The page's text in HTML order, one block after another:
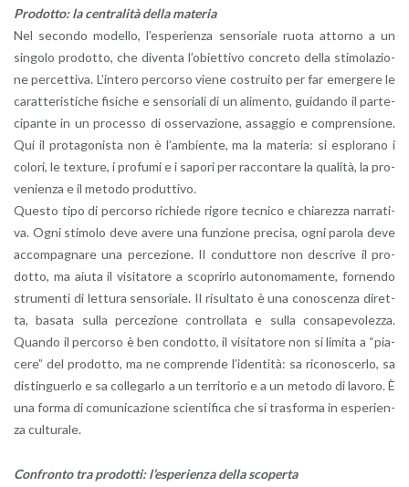
Pro­dot­to: la cen­tra­li­tà della ma­te­ria
Nel se­con­do mo­del­lo, l’e­spe­rien­za sen­so­ria­le ruota at­tor­no a un
sin­go­lo pro­dot­to, che di­ven­ta l’o­biet­ti­vo con­cre­to della sti­mo­la­zio­
ne per­cet­ti­va. L’in­te­ro per­cor­so viene co­strui­to per far emer­ge­re le
ca­rat­te­ri­sti­che fi­si­che e sen­so­ria­li di un ali­men­to, gui­dan­do il par­te­
ci­pan­te in un pro­ces­so di os­ser­va­zio­ne, as­sag­gio e com­pren­sio­ne.
Qui il pro­ta­go­ni­sta non è l’am­bien­te, ma la ma­te­ria: si esplo­ra­no i
co­lo­ri, le tex­tu­re, i pro­fu­mi e i sa­po­ri per rac­con­ta­re la qua­li­tà, la pro­
ve­nien­za e il me­to­do pro­dut­ti­vo.
Que­sto tipo di per­cor­so ri­chie­de ri­go­re tec­ni­co e chia­rez­za nar­ra­ti­
va. Ogni sti­mo­lo deve avere una fun­zio­ne pre­ci­sa, ogni pa­ro­la deve
ac­com­pa­gna­re una per­ce­zio­ne. Il con­dut­to­re non de­scri­ve il pro­
dot­to, ma aiuta il vi­si­ta­to­re a sco­prir­lo au­to­no­ma­men­te, for­nen­do
stru­men­ti di let­tu­ra sen­so­ria­le. Il ri­sul­ta­to è una co­no­scen­za di­ret­
ta, ba­sa­ta sulla per­ce­zio­ne con­trol­la­ta e sulla con­sa­pe­vo­lez­za.
Quan­do il per­cor­so è ben con­dot­to, il vi­si­ta­to­re non si li­mi­ta a “pia­
ce­re” del pro­dot­to, ma ne com­pren­de l’i­den­ti­tà: sa ri­co­no­scer­lo, sa
di­stin­guer­lo e sa col­le­gar­lo a un ter­ri­to­rio e a un me­to­do di la­vo­ro. È
una forma di co­mu­ni­ca­zio­ne scien­ti­fi­ca che si tra­sfor­ma in espe­rien­
za cul­tu­ra­le.
Con­fron­to tra pro­dot­ti: l’e­spe­rien­za della sco­per­ta